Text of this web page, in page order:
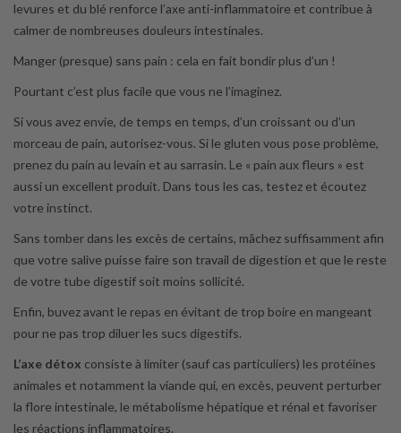
levures et du blé renforce l’axe anti-inflammatoire et contribue à
calmer de nombreuses douleurs intestinales.
Manger (presque) sans pain : cela en fait bondir plus d’un !
Pourtant c’est plus facile que vous ne l’imaginez.
Si vous avez envie, de temps en temps, d’un croissant ou d’un
morceau de pain, autorisez-vous. Si le gluten vous pose problème,
prenez du pain au levain et au sarrasin. Le « pain aux fleurs » est
aussi un excellent produit. Dans tous les cas, testez et écoutez
votre instinct.
Sans tomber dans les excès de certains, mâchez suffisamment afin
que votre salive puisse faire son travail de digestion et que le reste
de votre tube digestif soit moins sollicité.
Enfin, buvez avant le repas en évitant de trop boire en mangeant
pour ne pas trop diluer les sucs digestifs.
L’axe détox consiste à limiter (sauf cas particuliers) les protéines
animales et notamment la viande qui, en excès, peuvent perturber
la flore intestinale, le métabolisme hépatique et rénal et favoriser
les réactions inflammatoires.